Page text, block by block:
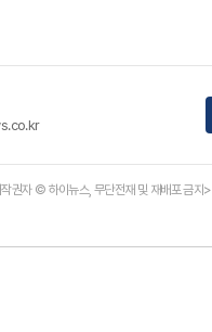
권자 © 하이뉴스, 무단전재 및 재배포 금지>